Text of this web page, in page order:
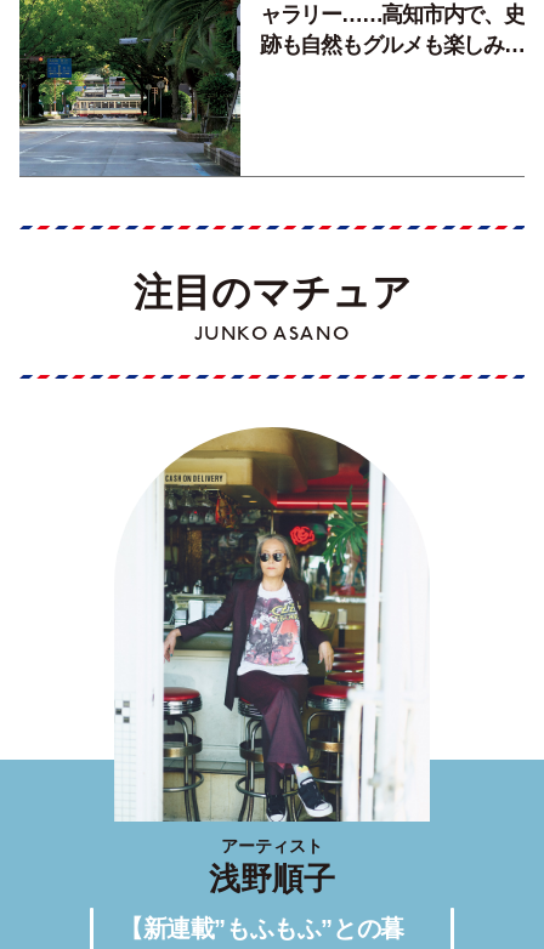
ャラリー……高知市内で、史
跡も自然もグルメも楽しみ尽
注目のマチュア
JUNKO ASANO
アーティスト
浅野順子
【新連載”もふもふ”との暮